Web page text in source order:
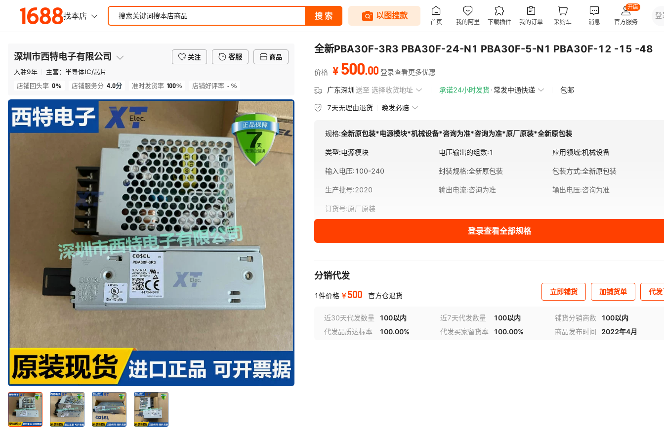
深圳市西特电子有限公司 关注 客服
商品
入驻9年 主营： 半导体IC/芯片
店铺回头率 0% 店铺服务分 4.0分 准时发货率 100% 店铺好评率 - %
全新PBA30F-3R3 PBA30F-24-N1 PBA30F-5-N1 PBA30F-12 -15 -48
价格 ¥ 500.00 登录查看更多优惠
广东深圳送至 选择收货地址 承诺24小时发货 常发中通快递 包邮
7天无理由退货 晚发必赔
规格:全新原包装*电源模块*机械设备*咨询为准*咨询为准*原厂原装*全新原包装
类型:电源模块 电压输出的组数:1 应用领域:机械设备
输入电压:100-240 封装规格:全新原包装 包装方式:全新原包装
生产批号:2020 输出电流:咨询为准 输出电压:咨询为准
订货号:原厂原装
登录查看全部规格
分销代发
1件价格 ￥500 官方仓退货 立即铺货 加铺货单 代
近30天代发数量 100以内 近7天代发数量 100以内 铺货分销商数
100以内
代发品质达标率
100.00% 代发买家留货率 100.00% 商品发布时间 2022年4月